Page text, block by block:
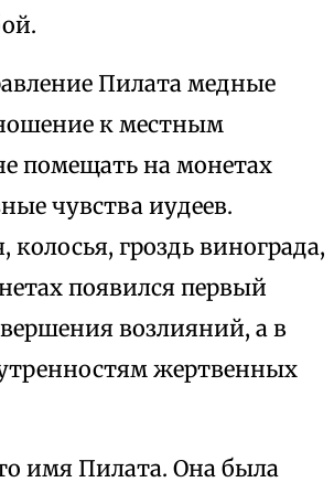
Пилата медные
к местным
помещать на монетах
чувства иудеев.
гроздь винограда,
появился первый
возлияний, а в
жертвенных
имя Пилата. Она была